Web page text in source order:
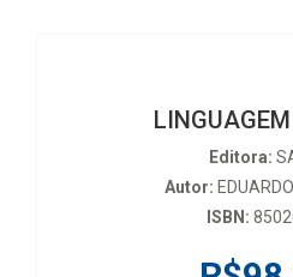
Editora:
Autor:
ISBN: